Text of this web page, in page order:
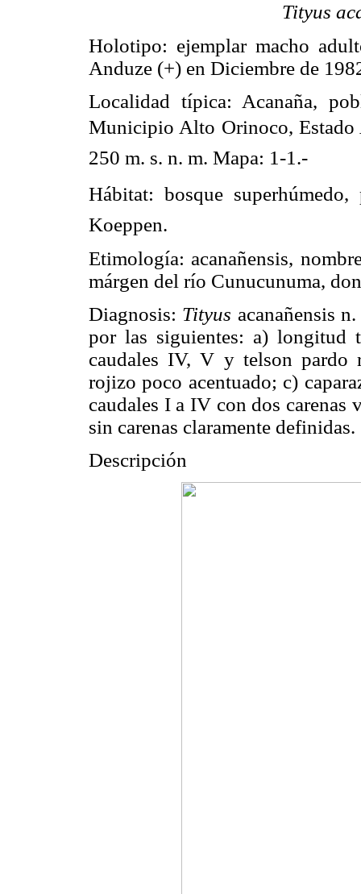
Tityus
Holotipo: ejemplar macho
Anduze (+) en Diciembre de
Localidad típica: Acanaña,
Municipio Alto Orinoco, Estado
250 m. s. n. m. Mapa: 1-1.-
Hábitat: bosque
Koeppen.
Etimología: acanañensis,
márgen del río Cunucunuma,
Diagnosis: Tityus acanañensis
por las siguientes: a) longitud
caudales IV, V y telson pardo
rojizo poco acentuado; c)
caudales I a IV con dos carenas
sin carenas claramente definidas.
Descripción